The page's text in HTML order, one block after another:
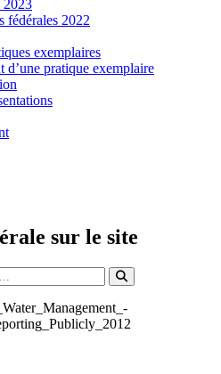
2023
fédérales 2022
exemplaires
d’une pratique exemplaire
sur le site